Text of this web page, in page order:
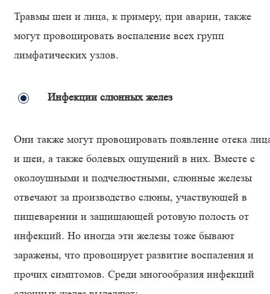
Травмы шеи и лица, к примеру, при аварии, также
могут провоцировать воспаление всех групп
лимфатических узлов.
Инфекции слюнных желез
Они также могут провоцировать появление отека
и шеи, а также болевых ощущений в них. Вместе с
околоушными и подчелюстными, слюнные железы
отвечают за производство слюны, участвующей в
пищеварении и защищающей ротовую полость от
инфекций. Но иногда эти железы тоже бывают
заражены, что провоцирует развитие воспаления и
прочих симптомов. Среди многообразия инфекций